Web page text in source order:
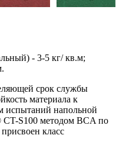
- 3-5 кг/ кв.м;
срок службы
материала к
испытаний напольной
CT-S100 методом BCA по
класс